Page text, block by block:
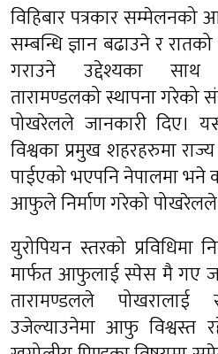
विहिबार पत्रकार सम्मेलनको
सम्बन्धि ज्ञान बढाउने र
गराउने उद्देश्यका साथ
तारामण्डलको स्थापना
पोखरेलले जानकारी दिए।
विश्वका प्रमुख शहरहरुमा
पाईएको भएपनि नेपालमा भने
आफुले निर्माण गरेको पोखरेलले
युरोपियन स्तरको प्रविधिमा
मार्फत आफुलाई स्पेस मै गए
तारामण्डलले पोखरालाई
उजेल्याउनेमा आफु विश्वस्त